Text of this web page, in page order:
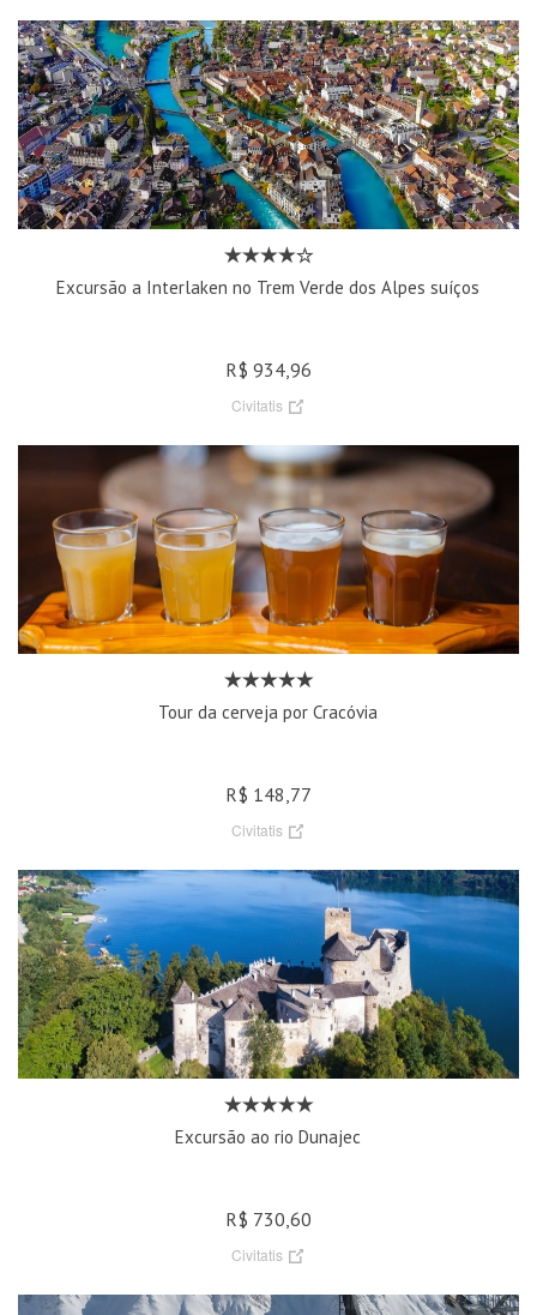
Excursão a Interlaken no Trem Verde dos Alpes suíços
R$ 934,96
Civitatis
Tour da cerveja por Cracóvia
R$ 148,77
Civitatis
Excursão ao rio Dunajec
R$ 730,60
Civitatis